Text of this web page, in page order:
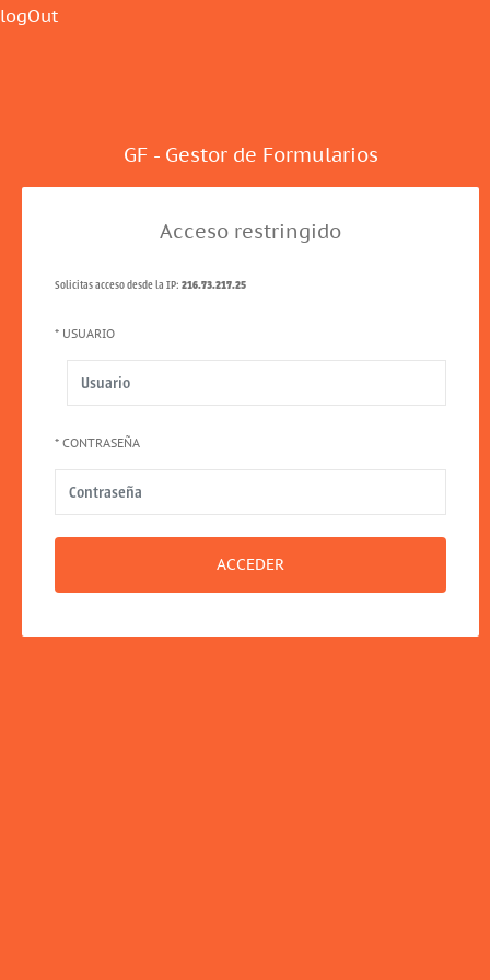
logOut
GF - Gestor de Formularios
Acceso restringido
Solicitas acceso desde la IP: 216.73.217.25
* USUARIO
* CONTRASEÑA
ACCEDER